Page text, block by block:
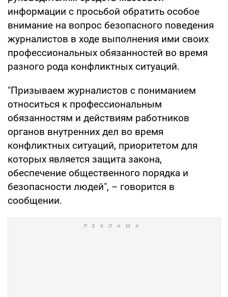
информации с просьбой обратить особое
внимание на вопрос безопасного поведения
журналистов в ходе выполнения ими своих
профессиональных обязанностей во время
разного рода конфликтных ситуаций.
"Призываем журналистов с пониманием
относиться к профессиональным
обязанностям и действиям работников
органов внутренних дел во время
конфликтных ситуаций, приоритетом для
которых является защита закона,
обеспечение общественного порядка и
безопасности людей", – говорится в
сообщении.